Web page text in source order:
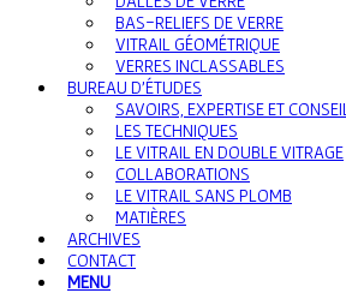
BAS-RELIEFS DE VERRE
VITRAIL GÉOMÉTRIQUE
VERRES INCLASSABLES
BUREAU D’ÉTUDES
SAVOIRS, EXPERTISE ET CONSEIL
LES TECHNIQUES
LE VITRAIL EN DOUBLE VITRAGE
COLLABORATIONS
LE VITRAIL SANS PLOMB
MATIÈRES
ARCHIVES
CONTACT
MENU